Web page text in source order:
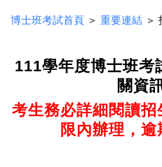
博士班考試首頁＞ 重要連結＞
111學年度博士班考
關資
考生務必詳細閱讀
限內辦理，逾